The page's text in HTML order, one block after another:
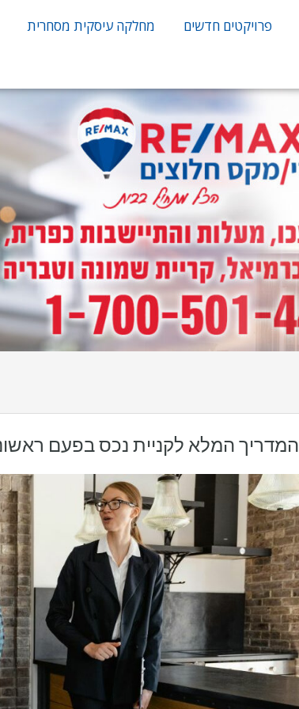
פרויקטים חדשים
מחלקה עיסקית מסחרית
המדריך המלא לקניית נכס בפעם